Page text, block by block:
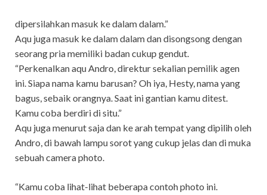
dipersilahkan masuk ke dalam dalam.”
Aqu juga masuk ke dalam dalam dan disongsong dengan
seorang pria memiliki badan cukup gendut.
“Perkenalkan aqu Andro, direktur sekalian pemilik agen
ini. Siapa nama kamu barusan? Oh iya, Hesty, nama yang
bagus, sebaik orangnya. Saat ini gantian kamu ditest.
Kamu coba berdiri di situ.”
Aqu juga menurut saja dan ke arah tempat yang dipilih oleh
Andro, di bawah lampu sorot yang cukup jelas dan di muka
sebuah camera photo.
“Kamu coba lihat-lihat beberapa contoh photo ini.